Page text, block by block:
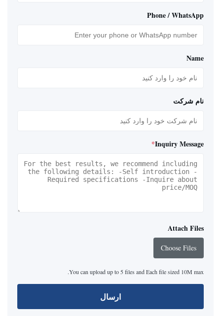
Phone / WhatsApp
Name
نام شرکت
Inquiry Message
*
Attach Files
Choose Files
You can upload up to 5 files and Each file sized 10M max.
ارسال